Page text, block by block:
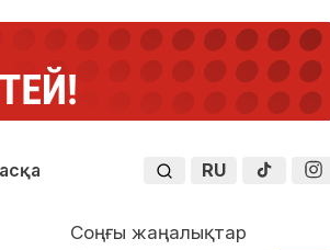
RU
Соңғы жаңалықтар